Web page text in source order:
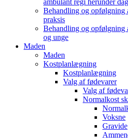
ambulant regi herunder
Behandling og opfølgning
praksis
Behandling og opfølgning
og unge
Maden
Maden
Kostplanlægning
Kostplanlægning
Valg af fødevarer
Valg af
Normalkost
Voksne
Gravide